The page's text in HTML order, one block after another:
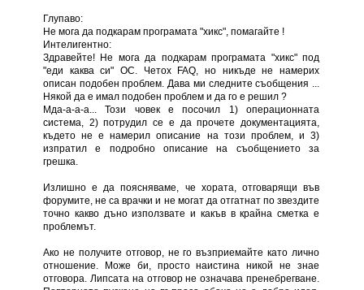
Глупаво:
Не мога да подкарам програмата "хикс", помагайте !
Интелигентно:
Здравейте! Не мога да подкарам програмата "хикс" под
"еди каква си" ОС. Четох FAQ, но никъде не намерих
описан подобен проблем. Дава ми следните съобщения ...
Някой да е имал подобен проблем и да го е решил ?
Мда-а-а-а... Този човек е посочил 1) операционната
система, 2) потрудил се е да прочете документацията,
където не е намерил описание на този проблем, и 3)
изпратил е подробно описание на съобщението за
грешка.
Излишно е да поясняваме, че хората, отговарящи във
форумите, не са врачки и не могат да отгатнат по звездите
точно какво дъно използвате и какъв в крайна сметка е
проблемът.
Ако не получите отговор, не го възприемайте като лично
отношение. Може би, просто наистина никой не знае
отговора. Липсата на отговор не означава пренебрегване.